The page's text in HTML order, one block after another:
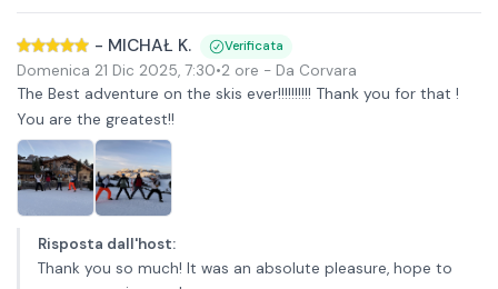
- MICHAŁ K. Verificata
Domenica 21 Dic 2025, 7:30•2 ore - Da Corvara
The Best adventure on the skis ever!!!!!!!!!! Thank you for that !
You are the greatest!!
Risposta dall'host:
Thank you so much! It was an absolute pleasure, hope to